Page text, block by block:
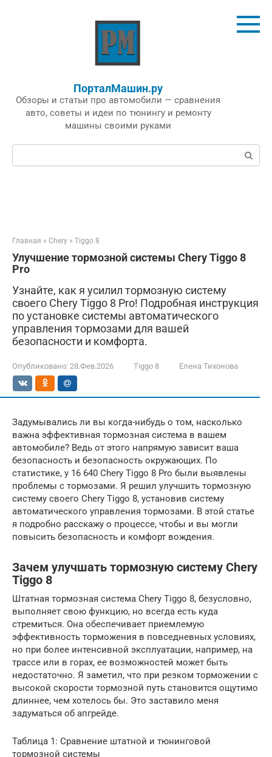
ПорталМашин.ру
Обзоры и статьи про автомобили — сравнения
авто, советы и идеи по тюнингу и ремонту
машины своими руками
Поиск:
Главная » Chery » Tiggo 8
Улучшение тормозной системы Chery Tiggo 8
Pro
Узнайте, как я усилил тормозную систему
своего Chery Tiggo 8 Pro! Подробная инструкция
по установке системы автоматического
управления тормозами для вашей
безопасности и комфорта.
Опубликовано: 28.Фев.2026 Tiggo 8 Елена Тихонова
Задумывались ли вы когда-нибудь о том, насколько
важна эффективная тормозная система в вашем
автомобиле? Ведь от этого напрямую зависит ваша
безопасность и безопасность окружающих. По
статистике, у 16 640 Chery Tiggo 8 Pro были выявлены
проблемы с тормозами. Я решил улучшить тормозную
систему своего Chery Tiggo 8, установив систему
автоматического управления тормозами. В этой статье
я подробно расскажу о процессе, чтобы и вы могли
повысить безопасность и комфорт вождения.
Зачем улучшать тормозную систему Chery
Tiggo 8
Штатная тормозная система Chery Tiggo 8, безусловно,
выполняет свою функцию, но всегда есть куда
стремиться. Она обеспечивает приемлемую
эффективность торможения в повседневных условиях,
но при более интенсивной эксплуатации, например, на
трассе или в горах, ее возможностей может быть
недостаточно. Я заметил, что при резком торможении с
высокой скорости тормозной путь становится ощутимо
длиннее, чем хотелось бы. Это заставило меня
задуматься об апгрейде.
Таблица 1: Сравнение штатной и тюнинговой
тормозной системы